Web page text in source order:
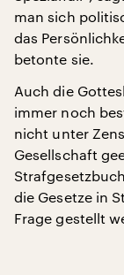
man sich
das
betonte sie.
Auch die
immer noch
nicht unter
Gesellschaft
die Gesetze in
Frage gestellt